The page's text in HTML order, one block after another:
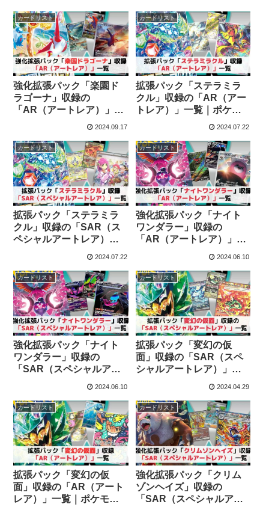
カードリスト
強化拡張パック「楽園ド
ラゴーナ」収録の
「AR（アートレア）」一
覧｜ポケモンカード
2024.09.17
カードリスト
拡張パック「ステラミラ
クル」収録の「AR（アー
トレア）」一覧｜ポケモ
2024.07.22
カードリスト
拡張パック「ステラミラ
クル」収録の「SAR（ス
ペシャルアートレア）」
一覧｜ポケモンカード
2024.07.22
カードリスト
強化拡張パック「ナイト
ワンダラー」収録の
「AR（アートレア）」一
覧｜ポケモンカード
2024.06.10
カードリスト
強化拡張パック「ナイト
ワンダラー」収録の
「SAR（スペシャルアー
2024.06.10
カードリスト
拡張パック「変幻の仮
面」収録の「SAR（スペ
シャルアートレア）」一
2024.04.29
カードリスト
拡張パック「変幻の仮
面」収録の「AR（アート
レア）」一覧｜ポケモン
カードリスト
強化拡張パック「クリム
ゾンヘイズ」収録の
「SAR（スペシャルアー